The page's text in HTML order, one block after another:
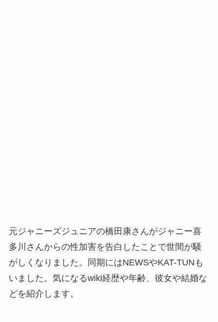
元ジャニーズジュニアの橋田康さんがジャニー喜
多川さんからの性加害を告白したことで世間が騒
がしくなりました。同期にはNEWSやKAT-TUNも
いました。気になるwiki経歴や年齢、彼女や結婚な
どを紹介します。